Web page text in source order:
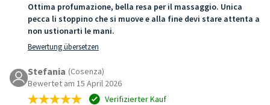
Ottima profumazione, bella resa per il massaggio. Unica
pecca li stoppino che si muove e alla fine devi stare attenta a
non ustionarti le mani.
Bewertung übersetzen
Stefania (Cosenza)
Bewertet am 15 April 2026
Verifizierter Kauf